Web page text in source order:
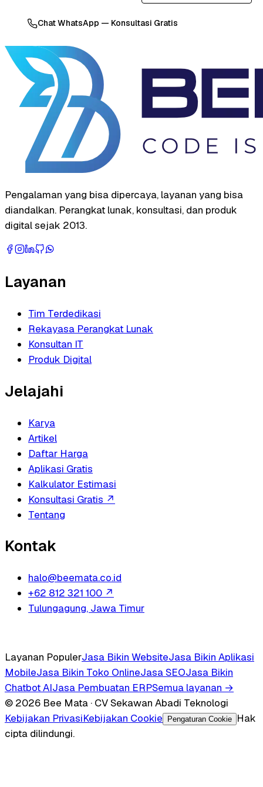
Chat WhatsApp — Konsultasi Gratis
Pengalaman yang bisa dipercaya, layanan yang bisa
diandalkan. Perangkat lunak, konsultasi, dan produk
digital sejak 2013.
Layanan
Tim Terdedikasi
Rekayasa Perangkat Lunak
Konsultan IT
Produk Digital
Jelajahi
Karya
Artikel
Daftar Harga
Aplikasi Gratis
Kalkulator Estimasi
Konsultasi Gratis ↗
Tentang
Kontak
halo@beemata.co.id
+62 812 321 100 ↗
Tulungagung, Jawa Timur
Layanan PopulerJasa Bikin WebsiteJasa Bikin Aplikasi
MobileJasa Bikin Toko OnlineJasa SEOJasa Bikin
Chatbot AIJasa Pembuatan ERPSemua layanan →
© 2026 Bee Mata · CV Sekawan Abadi Teknologi
Kebijakan PrivasiKebijakan Cookie Pengaturan Cookie
Hak
cipta dilindungi.